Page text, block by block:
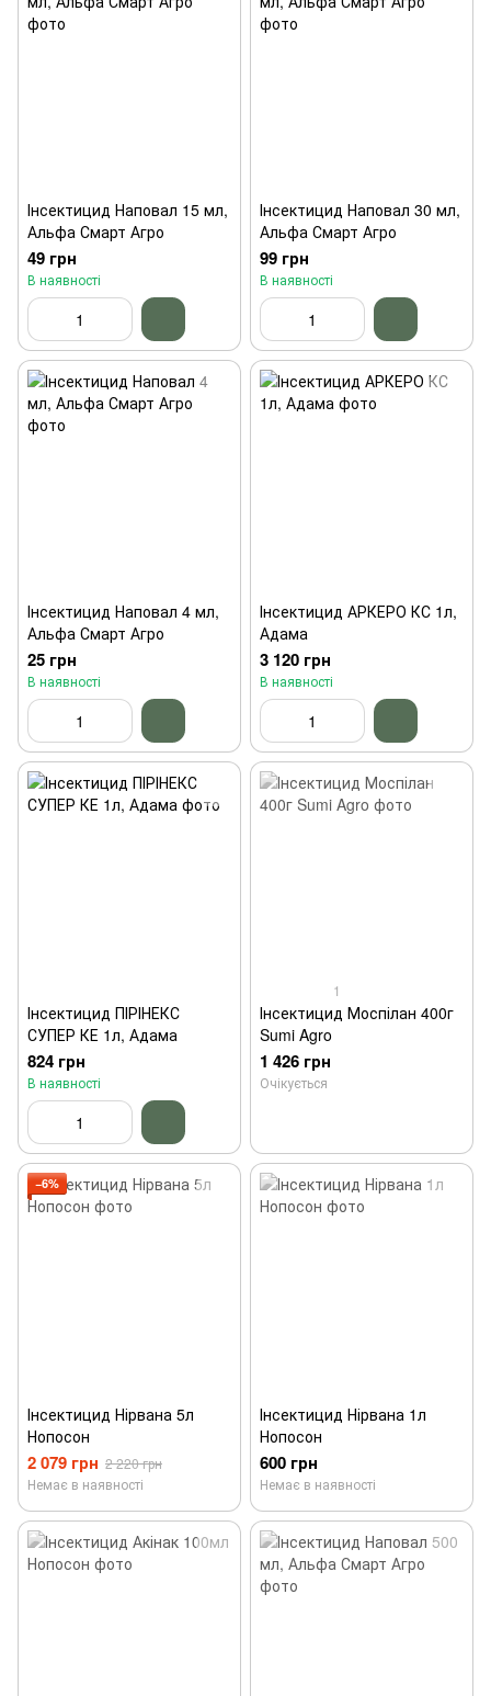
Інсектицид Наповал 15 мл,
Альфа Смарт Агро
49 грн
В наявності
Інсектицид Наповал 30 мл,
Альфа Смарт Агро
99 грн
В наявності
Інсектицид Наповал 4 мл,
Альфа Смарт Агро
25 грн
В наявності
Інсектицид АРКЕРО КС 1л,
Адама
3 120 грн
В наявності
Інсектицид ПІРІНЕКС
СУПЕР КЕ 1л, Адама
824 грн
В наявності
1
Інсектицид Моспілан 400г
Sumi Agro
1 426 грн
Очікується
−6%
Інсектицид Нірвана 5л
Нопосон
2 079 грн 2 220 грн
Немає в наявності
Інсектицид Нірвана 1л
Нопосон
600 грн
Немає в наявності